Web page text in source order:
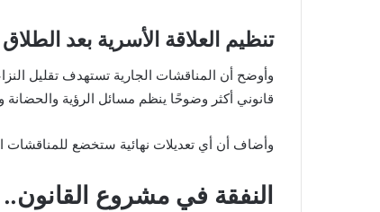
تنظيم العلاقة الأسرية بعد
وأوضح أن المناقشات الجارية تستهدف تقليل
قانوني أكثر وضوحًا ينظم مسائل الرؤية والحضانة
وأضاف أن أي تعديلات نهائية ستخضع
النفقة في مشروع